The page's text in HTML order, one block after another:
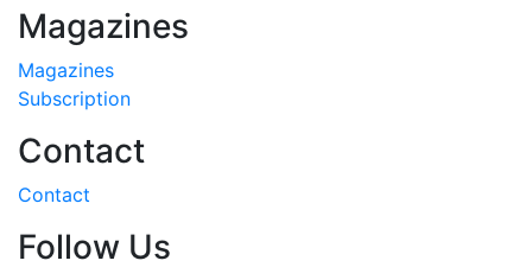
Magazines
Magazines
Subscription
Contact
Contact
Follow Us